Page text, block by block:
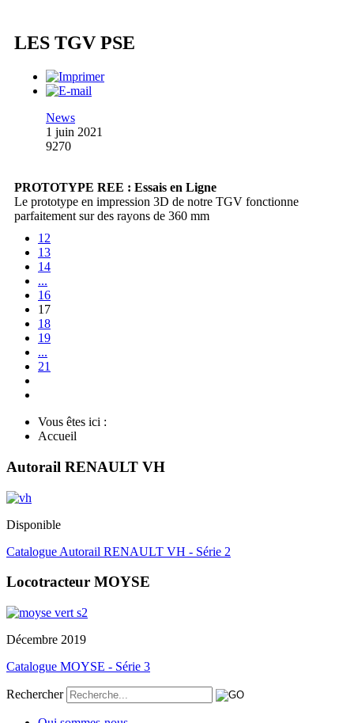
LES TGV PSE
News
1 juin 2021
9270
PROTOTYPE REE : Essais en Ligne
Le prototype en impression 3D de notre TGV fonctionne
parfaitement sur des rayons de 360 mm
12
13
14
...
16
17
18
19
...
21
Vous êtes ici :
Accueil
Autorail RENAULT VH
Disponible
Catalogue Autorail RENAULT VH - Série 2
Locotracteur MOYSE
Décembre 2019
Catalogue MOYSE - Série 3
Rechercher